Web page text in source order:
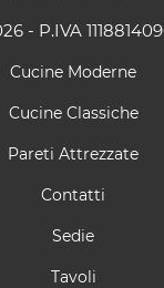
- P.IVA
Cucine Moderne
Cucine Classiche
Pareti Attrezzate
Contatti
Sedie
Tavoli